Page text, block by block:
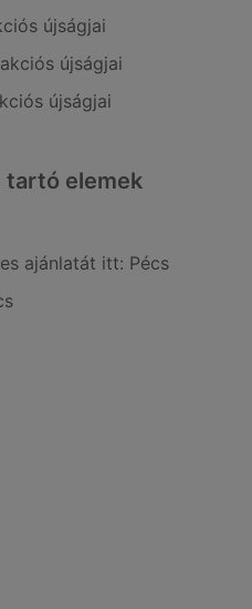
újságjai
újságjai
újságjai
tartó elemek
ajánlatát itt: Pécs